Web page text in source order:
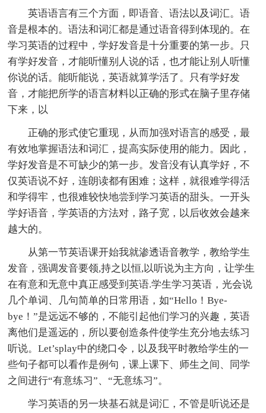
英语语言有三个方面，即语音、语法以及词汇。语
音是根本的。语法和词汇都是通过语音得到体现的。在
学习英语的过程中，学好发音是十分重要的第一步。只
有学好发音，才能听懂别人说的话，也才能让别人听懂
你说的话。能听能说，英语就算学活了。只有学好发
音，才能把所学的语言材料以正确的形式在脑子里存储
下来，以
正确的形式使它重现，从而加强对语言的感受，最
有效地掌握语法和词汇，提高实际使用的能力。因此，
学好发音是不可缺少的第一步。发音没有认真学好，不
仅英语说不好，连朗读都有困难；这样，就很难学得活
和学得牢，也很难较快地尝到学习英语的甜头。一开头
学好语音，学英语的方法对，路子宽，以后收效会越来
越大的。
从第一节英语课开始我就渗透语音教学，教给学生
发音，强调发音要领,持之以恒,以听说为主方向，让学生
在有意和无意中真正感受到英语.学生学习英语，光会说
几个单词、几句简单的日常用语，如“Hello！Bye-
bye！”是远远不够的，不能引起他们学习的兴趣，英语
离他们是遥远的，所以要创造条件使学生充分地去练习
听说。Let’splay中的绕口令，以及我平时教给学生的一
些句子都可以看作是例句，课上课下、师生之间、同学
之间进行“有意练习”、“无意练习”。
学习英语的另一块基石就是词汇，不管是听说还是